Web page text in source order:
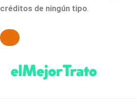
créditos de ningún tipo.
contenido